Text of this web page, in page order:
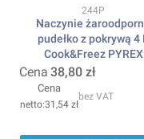
Kod produktu
244P
Naczynie
pudełko z pokrywą 4
Cook&Freez PYREX
Cena 38,80 zł
Cena
31,54 zł
bez VAT